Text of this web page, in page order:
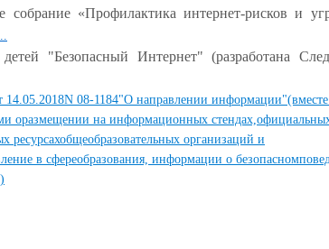
собрание «Профилактика интернет-рисков и
"Безопасный Интернет" (разработана
08-1184"О направлении
оразмещении на информационных
ресурсахобщеобразовательных организаций и
в сфереобразования, информации о